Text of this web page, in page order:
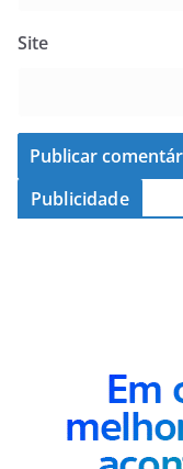
Site
Publicidade